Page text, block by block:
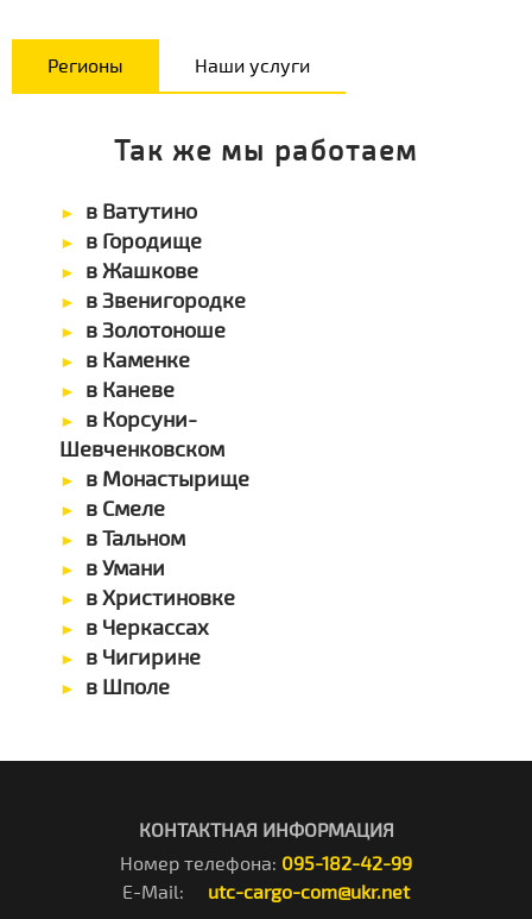
Регионы Наши услуги
Так же мы работаем
в Ватутино
в Городище
в Жашкове
в Звенигородке
в Золотоноше
в Каменке
в Каневе
в Корсуни-
Шевченковском
в Монастырище
в Смеле
в Тальном
в Умани
в Христиновке
в Черкассах
в Чигирине
в Шполе
КОНТАКТНАЯ ИНФОРМАЦИЯ
Номер телефона: 095-182-42-99
E-Mail: utc-cargo-com@ukr.net